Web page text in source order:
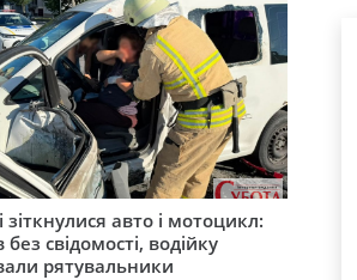
зіткнулися авто і мотоцикл:
без свідомості, водійку
рятувальники